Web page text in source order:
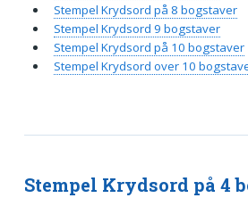
Stempel Krydsord på 4
Stempel Krydsord på 8 bogstaver
Stempel Krydsord 9 bogstaver
Stempel Krydsord på 10 bogstaver
Stempel Krydsord over 10